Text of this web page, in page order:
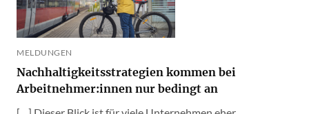
MELDUNGEN
Nachhaltigkeitsstrategien kommen bei
Arbeitnehmer:innen nur bedingt an